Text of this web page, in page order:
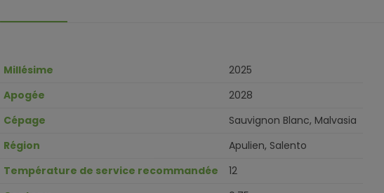
Millésime
2025
Apogée
2028
Cépage
Sauvignon Blanc, Malvasia
Région
Apulien, Salento
Température de service recommandée
12